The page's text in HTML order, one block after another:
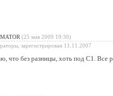
(25 мая 2009 19:30)
зарегистрирован 11.11.2007
что без разницы, хоть под С1. Все